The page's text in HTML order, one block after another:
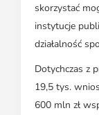
skorzystać
instytucje
działalność
Dotychczas z
19,5 tys.
600 mln zł